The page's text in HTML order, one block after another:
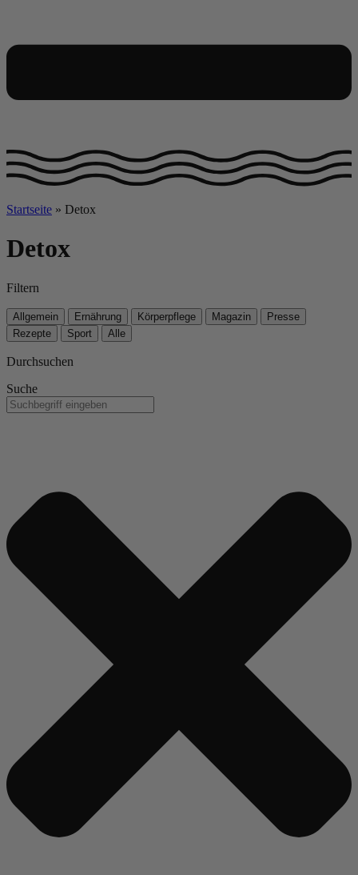
Startseite » Detox
Detox
Filtern
Allgemein Ernährung Körperpflege Magazin
Presse
Rezepte
Sport Alle
Durchsuchen
Suche